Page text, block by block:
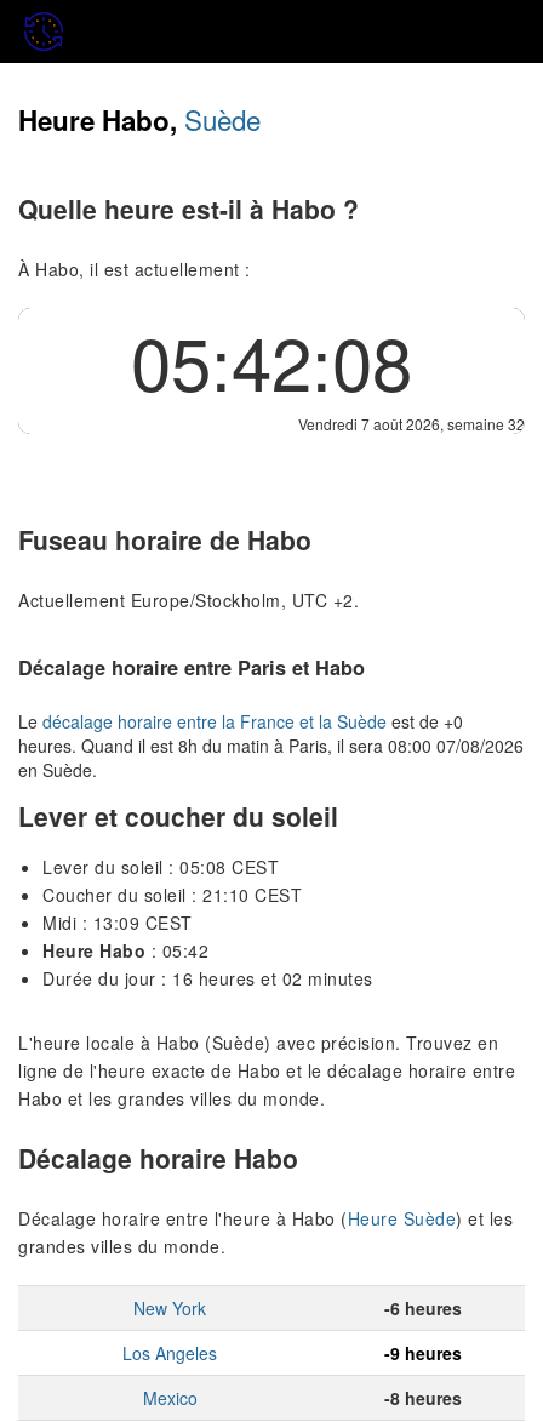
Heure Habo, Suède
Quelle heure est-il à Habo ?
À Habo, il est actuellement :
05:42:08
Vendredi 7 août 2026, semaine 32
Fuseau horaire de Habo
Actuellement Europe/Stockholm, UTC +2.
Décalage horaire entre Paris et Habo
Le décalage horaire entre la France et la Suède est de +0
heures. Quand il est 8h du matin à Paris, il sera 08:00 07/08/2026
en Suède.
Lever et coucher du soleil
Lever du soleil : 05:08 CEST
Coucher du soleil : 21:10 CEST
Midi : 13:09 CEST
Heure Habo : 05:42
Durée du jour : 16 heures et 02 minutes
L'heure locale à Habo (Suède) avec précision. Trouvez en
ligne de l'heure exacte de Habo et le décalage horaire entre
Habo et les grandes villes du monde.
Décalage horaire Habo
Décalage horaire entre l'heure à Habo (Heure Suède) et les
grandes villes du monde.
New York
-6 heures
Los Angeles
-9 heures
Mexico
-8 heures